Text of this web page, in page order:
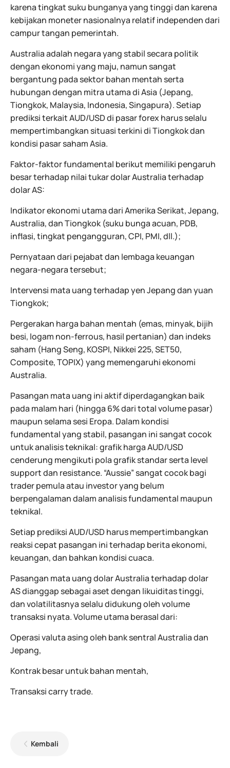
karena tingkat suku bunganya yang tinggi dan karena
kebijakan moneter nasionalnya relatif independen dari
campur tangan pemerintah.
Australia adalah negara yang stabil secara politik
dengan ekonomi yang maju, namun sangat
bergantung pada sektor bahan mentah serta
hubungan dengan mitra utama di Asia (Jepang,
Tiongkok, Malaysia, Indonesia, Singapura). Setiap
prediksi terkait AUD/USD di pasar forex harus selalu
mempertimbangkan situasi terkini di Tiongkok dan
kondisi pasar saham Asia.
Faktor-faktor fundamental berikut memiliki pengaruh
besar terhadap nilai tukar dolar Australia terhadap
dolar AS:
Indikator ekonomi utama dari Amerika Serikat, Jepang,
Australia, dan Tiongkok (suku bunga acuan, PDB,
inflasi, tingkat pengangguran, CPI, PMI, dll.);
Pernyataan dari pejabat dan lembaga keuangan
negara-negara tersebut;
Intervensi mata uang terhadap yen Jepang dan yuan
Tiongkok;
Pergerakan harga bahan mentah (emas, minyak, bijih
besi, logam non-ferrous, hasil pertanian) dan indeks
saham (Hang Seng, KOSPI, Nikkei 225, SET50,
Composite, TOPIX) yang memengaruhi ekonomi
Australia.
Pasangan mata uang ini aktif diperdagangkan baik
pada malam hari (hingga 6% dari total volume pasar)
maupun selama sesi Eropa. Dalam kondisi
fundamental yang stabil, pasangan ini sangat cocok
untuk analisis teknikal: grafik harga AUD/USD
cenderung mengikuti pola grafik standar serta level
support dan resistance. “Aussie” sangat cocok bagi
trader pemula atau investor yang belum
berpengalaman dalam analisis fundamental maupun
teknikal.
Setiap prediksi AUD/USD harus mempertimbangkan
reaksi cepat pasangan ini terhadap berita ekonomi,
keuangan, dan bahkan kondisi cuaca.
Pasangan mata uang dolar Australia terhadap dolar
AS dianggap sebagai aset dengan likuiditas tinggi,
dan volatilitasnya selalu didukung oleh volume
transaksi nyata. Volume utama berasal dari:
Operasi valuta asing oleh bank sentral Australia dan
Jepang,
Kontrak besar untuk bahan mentah,
Transaksi carry trade.
Kembali